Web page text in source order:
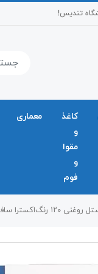
تندیس!
کاغذ
و
مقوا
و
فوم
معماری
۱۲۰ رنگ‌اکسترا سافت مونت مارت